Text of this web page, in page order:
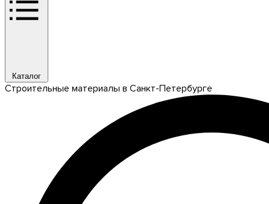
Каталог
Строительные материалы в Санкт-Петербурге